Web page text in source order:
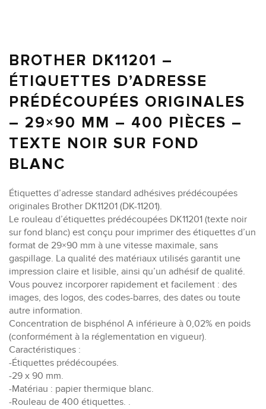
BROTHER DK11201 –
ÉTIQUETTES D’ADRESSE
PRÉDÉCOUPÉES ORIGINALES
– 29×90 MM – 400 PIÈCES –
TEXTE NOIR SUR FOND
BLANC
Étiquettes d’adresse standard adhésives prédécoupées
originales Brother DK11201 (DK-11201).
Le rouleau d’étiquettes prédécoupées DK11201 (texte noir
sur fond blanc) est conçu pour imprimer des étiquettes d’un
format de 29×90 mm à une vitesse maximale, sans
gaspillage. La qualité des matériaux utilisés garantit une
impression claire et lisible, ainsi qu’un adhésif de qualité.
Vous pouvez incorporer rapidement et facilement : des
images, des logos, des codes-barres, des dates ou toute
autre information.
Concentration de bisphénol A inférieure à 0,02% en poids
(conformément à la réglementation en vigueur).
Caractéristiques :
-Étiquettes prédécoupées.
-29 x 90 mm.
-Matériau : papier thermique blanc.
-Rouleau de 400 étiquettes. .